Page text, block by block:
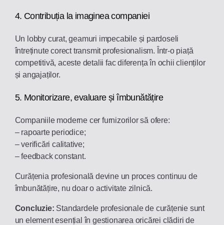
4. Contribuția la imaginea companiei
Un lobby curat, geamuri impecabile și pardoseli
întreținute corect transmit profesionalism. Într-o piață
competitivă, aceste detalii fac diferența în ochii clienților
și angajaților.
5. Monitorizare, evaluare și îmbunătățire
Companiile moderne cer furnizorilor să ofere:
– rapoarte periodice;
– verificări calitative;
– feedback constant.
Curățenia profesională devine un proces continuu de
îmbunătățire, nu doar o activitate zilnică.
Concluzie: Standardele profesionale de curățenie sunt
un element esențial în gestionarea oricărei clădiri de